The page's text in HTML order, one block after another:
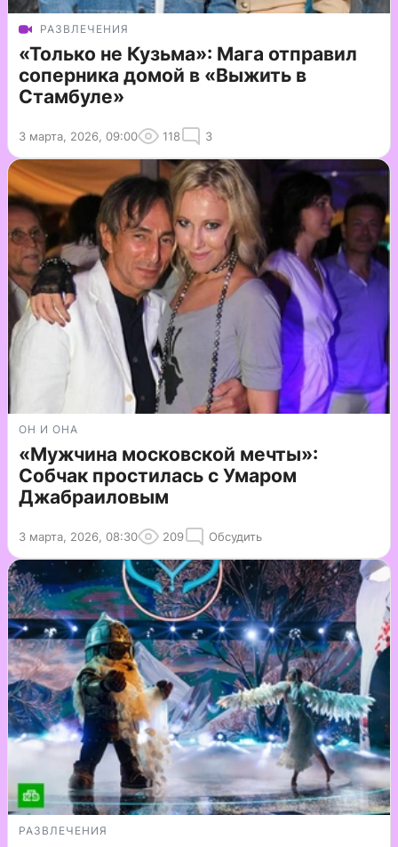
РАЗВЛЕЧЕНИЯ
«Только не Кузьма»: Мага отправил
соперника домой в «Выжить в
Стамбуле»
3 марта, 2026, 09:00 118 3
ОН И ОНА
«Мужчина московской мечты»:
Собчак простилась с Умаром
Джабраиловым
3 марта, 2026, 08:30 209 Обсудить
РАЗВЛЕЧЕНИЯ